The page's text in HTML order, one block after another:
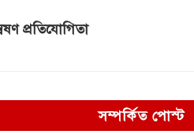
প্রতিযোগিতা
সম্পর্কিত পোস্ট